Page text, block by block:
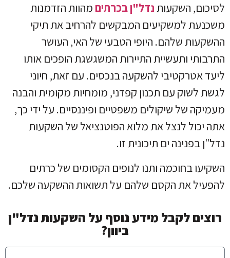
לסיכום, השקעותנדל"ן בכרתיםמהוות הזדמנות
משכנעת למשקיעים המבקשים להרחיב את תיקי
ההשקעות שלהם. היופי הטבעי של האי, העושר
התרבותי ותעשיית התיירות המשגשגת הופכים אותו
ליעד אטרקטיבי להשקעה בנכסים. עם זאת, חיוני
לגשת לשוק עם תכנון קפדני, מומחיות מקומית והבנה
מעמיקה של שיקולים משפטיים ופיננסיים. על ידי כך,
אתה יכול לנצל את מלוא הפוטנציאל של השקעות
נדל"ן בפנינה ים תיכונית זו.
השקיעו בחוכמה ותנו לנופים הקסומים של כרתים
להפעיל את הקסם שלהם על תשואות ההשקעה שלכם.
רוצים לקבל מידע נוסף על השקעות נדל"ן
ביוון?